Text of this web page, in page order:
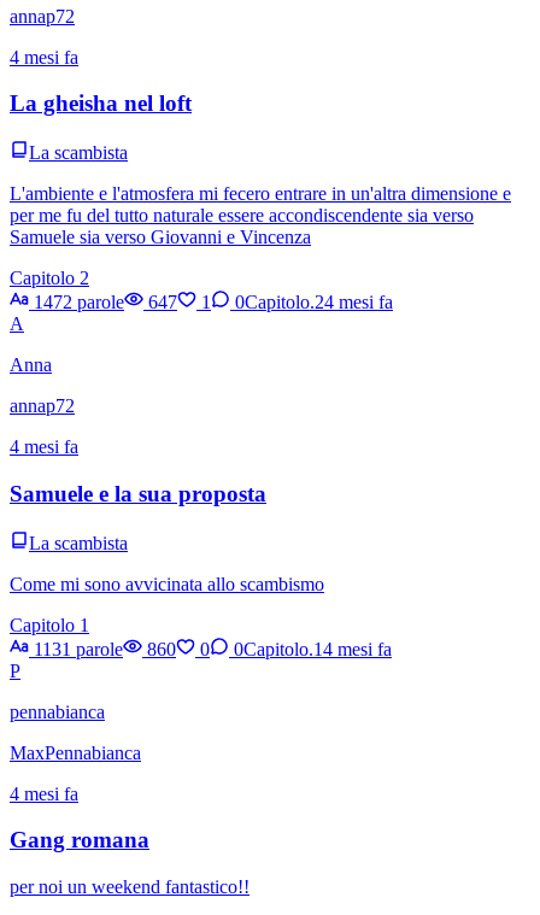
annap72
4 mesi fa
La gheisha nel loft
La scambista
L'ambiente e l'atmosfera mi fecero entrare in un'altra dimensione e
per me fu del tutto naturale essere accondiscendente sia verso
Samuele sia verso Giovanni e Vincenza
Capitolo 2
1472 parole
647 1 0Capitolo.24 mesi fa
A
Anna
annap72
4 mesi fa
Samuele e la sua proposta
La scambista
Come mi sono avvicinata allo scambismo
Capitolo 1
1131 parole
860 0 0Capitolo.14 mesi fa
P
pennabianca
MaxPennabianca
4 mesi fa
Gang romana
per noi un weekend fantastico!!